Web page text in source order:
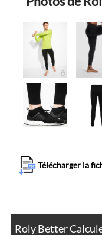
Télécharger la
Roly Better